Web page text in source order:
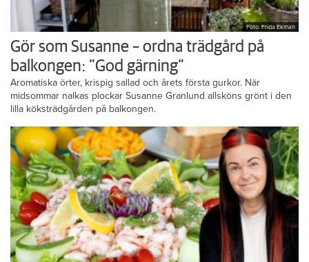
Foto: Frida Ekman
Gör som Susanne – ordna trädgård på
balkongen: ”God gärning”
Aromatiska örter, krispig sallad och årets första gurkor. När
midsommar nalkas plockar Susanne Granlund allsköns grönt i den
lilla köksträdgården på balkongen.